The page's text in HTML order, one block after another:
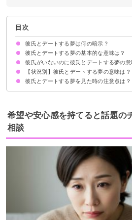
目次
彼氏とデートする夢は何の暗示？
彼氏とデートする夢の基本的な意味は？
現在の恋愛に不満や寂しさを感じている暗
状況によって意味が決まる
彼氏がいないのに彼氏とデートする夢の意
恋愛がしたい願望を暗示
【状況別】彼氏とデートする夢の意味は？
彼氏とデートしてキスする夢【逆夢】
彼氏とデートして喧嘩する夢【吉夢】
彼氏とデートして喧嘩の仲直りする夢【逆
彼氏とデートして食事をする夢【予知夢】
彼氏とデートして買い物をする夢【吉夢】
彼氏とデートして手をつなぐ夢【吉夢】
彼氏とデート中に元カノに邪魔される夢【
彼氏とデートする夢を見た時の注意点は？
不満があれば彼氏と話し合う
不仲にならないように注意
希望や安心感を持てると話題の
相談